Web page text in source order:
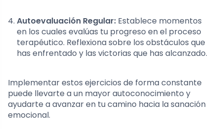
Autoevaluación Regular: Establece momentos
en los cuales evalúas tu progreso en el proceso
terapéutico. Reflexiona sobre los obstáculos que
has enfrentado y las victorias que has alcanzado.
Implementar estos ejercicios de forma constante
puede llevarte a un mayor autoconocimiento y
ayudarte a avanzar en tu camino hacia la sanación
emocional.